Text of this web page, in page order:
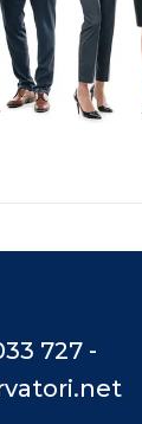
727 -